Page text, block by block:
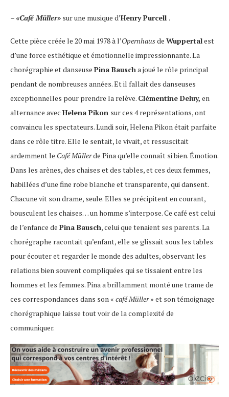
–«Café Müller» sur une musique d’Henry Purcell .
Cette pièce créée le 20 mai 1978 à l’Opernhausde Wuppertalest
d’une force esthétique et émotionnelle impressionnante. La
chorégraphie et danseuse Pina Bausch a joué le rôle principal
pendant de nombreuses années. Et il fallait des danseuses
exceptionnelles pour prendre la relève. Clémentine Deluy, en
alternance avec Helena Pikon sur ces 4 représentations, ont
convaincu les spectateurs. Lundi soir, Helena Pikon était parfaite
dans ce rôle titre. Elle le sentait, le vivait, et ressuscitait
ardemment le Café Müllerde Pina qu’elle connaît si bien. Émotion.
Dans les arènes, des chaises et des tables, et ces deux femmes,
habillées d’une fine robe blanche et transparente, qui dansent.
Chacune vit son drame, seule. Elles se précipitent en courant,
bousculent les chaises… un homme s’interpose.Ce café est celui
de l’enfance de Pina Bausch, celui que tenaient ses parents. La
chorégraphe racontait qu’enfant, elle se glissait sous les tables
pour écouter et regarder le monde des adultes, observant les
relations bien souvent compliquées qui se tissaient entre les
hommes et les femmes. Pina a brillamment monté une trame de
ces correspondances dans son « café Müller» et son témoignage
chorégraphique laisse tout voir de la complexité de
communiquer.